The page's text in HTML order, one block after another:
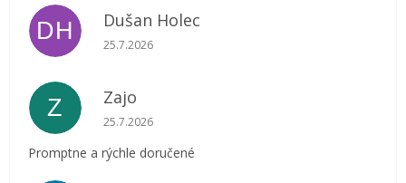
DH Dušan Holec
Hodnotenie obchodu je 5 z 5 hviezdičiek.
25.7.2026
Z Zajo
Hodnotenie obchodu je 5 z 5 hviezdičiek.
25.7.2026
Promptne a rýchle doručené